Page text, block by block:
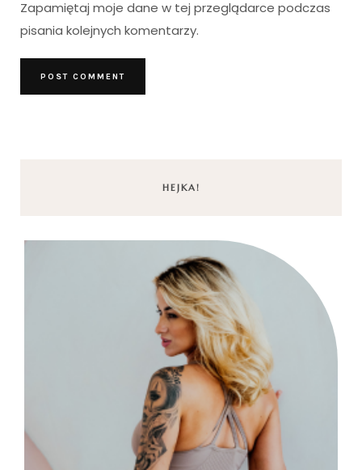
Zapamiętaj moje dane w tej przeglądarce podczas
pisania kolejnych komentarzy.
HEJKA!